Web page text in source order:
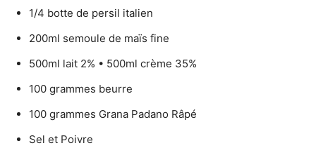
1/4 botte de persil italien
200ml semoule de maïs fine
500ml lait 2% • 500ml crème 35%
100 grammes beurre
100 grammes Grana Padano Râpé
Sel et Poivre